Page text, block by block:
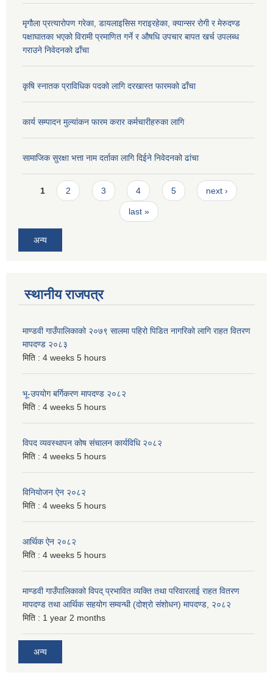
मृगौला प्रत्यारोपण गरेका, डायलाइसिस गराइरहेका, क्यान्सर रोगी र मेरुदण्ड
पक्षाघातका भएको विरामी प्रमाणित गर्ने र औषधि उपचार बापत खर्च उपलब्ध
गराउने निवेदनको ढाँचा
कृषि स्नातक प्राविधिक पदको लागि दरखास्त फारमको ढाँचा
कार्य सम्पादन मुल्यांकन फारम करार कर्मचारीहरुका लागि
सामाजिक सुरक्षा भत्ता नाम दर्ताका लागि दिईने निवेदनको ढांचा
Pages
1 2 3 4 5 next ›
last »
अन्य
स्थानीय राजपत्र
माण्डवी गाउँपालिकाको २०७९ सालमा पहिरो पिडित नागरिको लागि राहत वितरण
मापदण्ड २०८३
मिति : 4 weeks 5 hours
भू-उपयोग बर्गिकरण मापदण्ड २०८२
मिति : 4 weeks 5 hours
विपद व्यवस्थापन कोष संचालन कार्यविधि २०८२
मिति : 4 weeks 5 hours
विनियोजन ऐन २०८२
मिति : 4 weeks 5 hours
आर्थिक ऐन २०८२
मिति : 4 weeks 5 hours
माण्डवी गाउँपालिकाको विपद् प्रभावित व्यक्ति तथा परिवारलाई राहत वितरण
मापदण्ड तथा आर्थिक सहयोग सम्वन्धी (दोश्रो संशोधन) मापदण्ड, २०८२
मिति : 1 year 2 months
अन्य